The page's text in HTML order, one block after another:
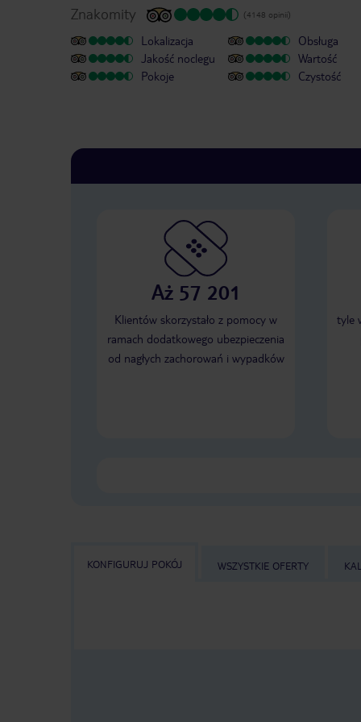
Znakomity (4148 opinii)
Lokalizacja
Jakość noclegu
Pokoje
Obsługa
Wartość
Czystość
Aż 57 201
Klientów skorzystało z pomocy w
ramach dodatkowego ubezpieczenia
od nagłych zachorowań i wypadków
tyle
KONFIGURUJ POKÓJ WSZYSTKIE OFERTY